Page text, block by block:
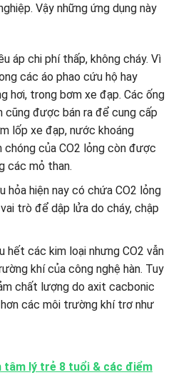
Vậy những ứng dụng này
áp chi phí thấp, không cháy. Vì
các áo phao cứu hộ hay
hơi, trong bơm xe đạp. Các ống
cũng được bán ra để cung cấp
lốp xe đạp, nước khoáng
chóng của CO2 lỏng còn được
các mỏ than.
hỏa hiện nay có chứa CO2 lỏng
trò để dập lửa do cháy, chập
hết các kim loại nhưng CO2 vẫn
khí của công nghệ hàn. Tuy
chất lượng do axit cacbonic
các môi trường khí trơ như
tâm lý trẻ 8 tuổi & các điểm